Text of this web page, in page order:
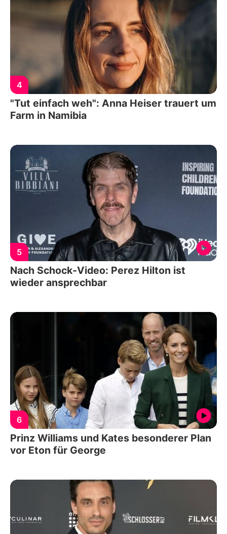
4
"Tut einfach weh": Anna Heiser trauert um
Farm in Namibia
5
Nach Schock-Video: Perez Hilton ist
wieder ansprechbar
6
Prinz Williams und Kates besonderer Plan
vor Eton für George